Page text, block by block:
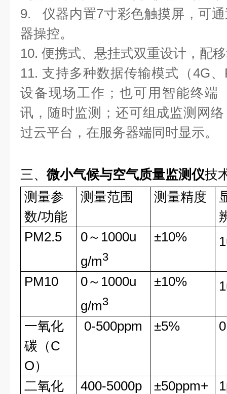
9.
仪器内置7寸彩色触摸屏，可
器操控。
10. 便携式、悬挂式双重设计，配
11. 支持多种数据传输模式（4G、
设备现场工作；也可用智能终端
讯，随时监测；还可组成监测网
过云平台，在服务器端同时显示。
三、 微小气候与空气质量监测仪技
测量参
数/功能
测量范围 测量精度
PM2.5
0～ 1000u
g/m3
±10%
PM10 0～ 1000u
g/m3
±10%
一氧化
碳（C
O）
0-500ppm ±5%
二氧化
400-5000p
±50ppm+